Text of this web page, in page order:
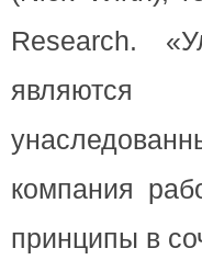
Research.
являются
компания
принципы в